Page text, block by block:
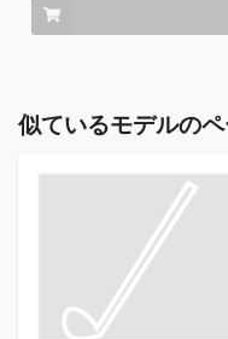
似ているモデルの